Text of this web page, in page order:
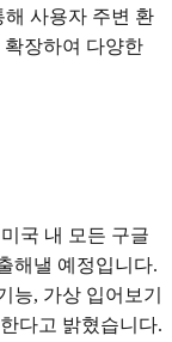
해 사용자 주변 환
장하여 다양한
국 내 모든 구글
해낼 예정입니다.
능, 가상 입어보기
다고 밝혔습니다.